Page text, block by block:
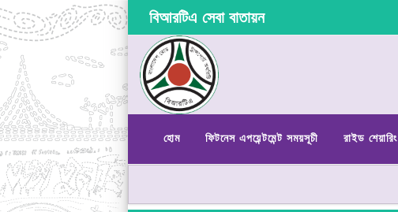
বিআরটিএ সেবা বাতায়ন
হোম ফিটনেস এপয়েন্টমেন্ট সময়সূচী রাইড শেয়ারিং